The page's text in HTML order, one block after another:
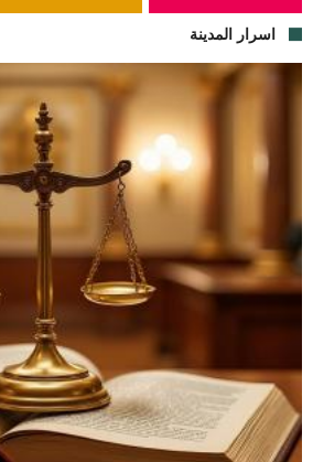
اسرار المدينة